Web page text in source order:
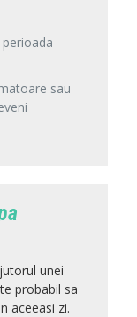
sau
unei
probabil sa
aceeasi zi.